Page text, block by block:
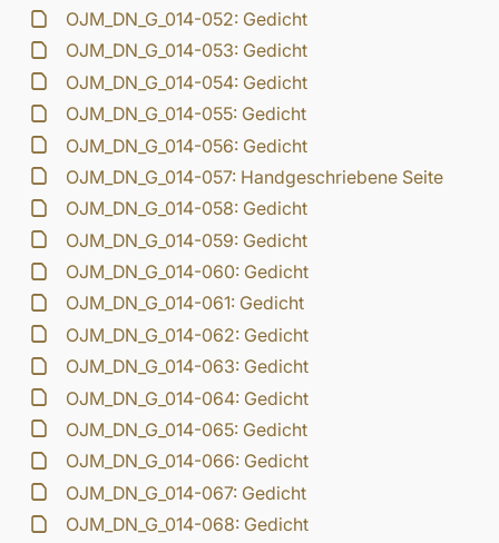
OJM_DN_G_014-052: Gedicht
OJM_DN_G_014-053: Gedicht
OJM_DN_G_014-054: Gedicht
OJM_DN_G_014-055: Gedicht
OJM_DN_G_014-056: Gedicht
OJM_DN_G_014-057: Handgeschriebene Seite
OJM_DN_G_014-058: Gedicht
OJM_DN_G_014-059: Gedicht
OJM_DN_G_014-060: Gedicht
OJM_DN_G_014-061: Gedicht
OJM_DN_G_014-062: Gedicht
OJM_DN_G_014-063: Gedicht
OJM_DN_G_014-064: Gedicht
OJM_DN_G_014-065: Gedicht
OJM_DN_G_014-066: Gedicht
OJM_DN_G_014-067: Gedicht
OJM_DN_G_014-068: Gedicht